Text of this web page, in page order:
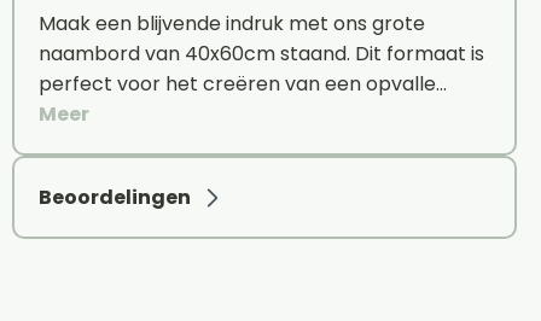
Maak een blijvende indruk met ons grote
naambord van 40x60cm staand. Dit formaat is
perfect voor het creëren van een opvalle…
Meer
Beoordelingen